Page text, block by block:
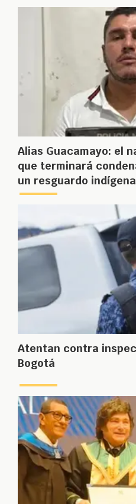
Alias Guacamayo: el
que terminará
un resguardo indígena
Atentan contra
Bogotá